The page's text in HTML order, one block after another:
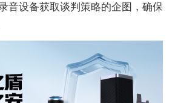
音设备获取谈判策略的企图，确保